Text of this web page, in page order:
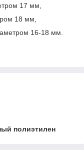
17 мм,
18 мм,
16-18 мм.
полиэтилен